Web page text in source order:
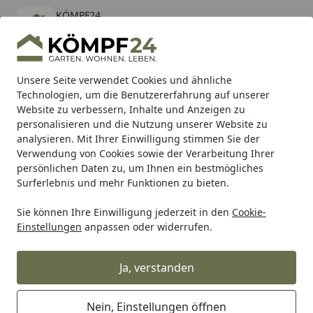
Unsere Seite verwendet Cookies und ähnliche
Technologien, um die Benutzererfahrung auf unserer
Website zu verbessern, Inhalte und Anzeigen zu
personalisieren und die Nutzung unserer Website zu
analysieren. Mit Ihrer Einwilligung stimmen Sie der
Verwendung von Cookies sowie der Verarbeitung Ihrer
persönlichen Daten zu, um Ihnen ein bestmögliches
Surferlebnis und mehr Funktionen zu bieten.
Sie können Ihre Einwilligung jederzeit in den Cookie-
Einstellungen anpassen oder widerrufen.
Ja, verstanden
Nein, Einstellungen öffnen
KÖMPF24
kostenlos - Im App Store
Hotline
Alle Produkte
Mein Konto
Suchen
Karibu Pools inkl. gratis Sandfilteranlage & Pool-
Starterset (Gesamtwert bis 468,99€)
Startseite
Ximax Ximax Design-Heizkörper Ximax Raumheizkörper
Ximax Raumheizkörper P1 Plan